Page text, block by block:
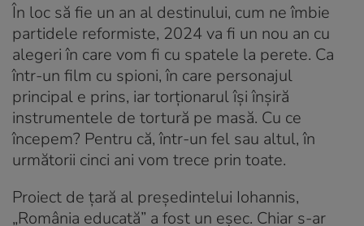
În loc să fie un an al destinului, cum ne îmbie
partidele reformiste, 2024 va fi un nou an cu
alegeri în care vom fi cu spatele la perete. Ca
într-un film cu spioni, în care personajul
principal e prins, iar torționarul își înșiră
instrumentele de tortură pe masă. Cu ce
începem? Pentru că, într-un fel sau altul, în
următorii cinci ani vom trece prin toate.
Proiect de țară al președintelui Iohannis,
„România educată” a fost un eșec. Chiar s-ar